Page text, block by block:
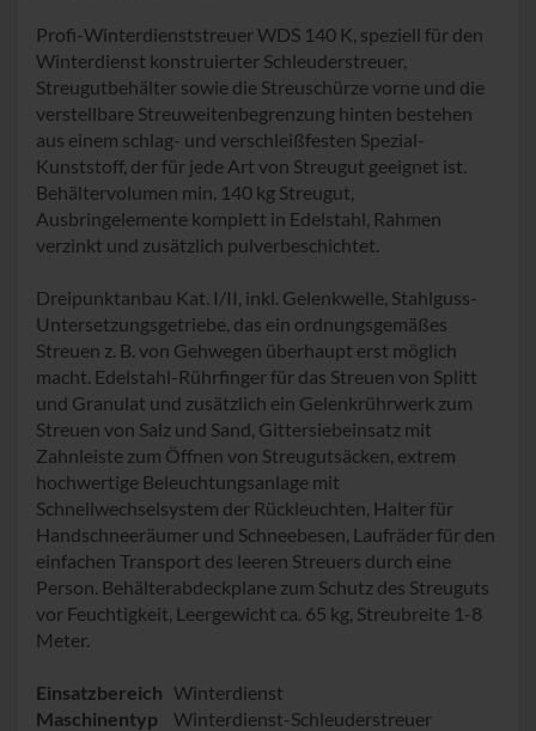
Profi-Winterdienststreuer WDS 140 K, speziell für den
Winterdienst konstruierter Schleuderstreuer,
Streugutbehälter sowie die Streuschürze vorne und die
verstellbare Streuweitenbegrenzung hinten bestehen
aus einem schlag- und verschleißfesten Spezial-
Kunststoff, der für jede Art von Streugut geeignet ist.
Behältervolumen min. 140 kg Streugut,
Ausbringelemente komplett in Edelstahl, Rahmen
verzinkt und zusätzlich pulverbeschichtet.
Dreipunktanbau Kat. I/II, inkl. Gelenkwelle, Stahlguss-
Untersetzungsgetriebe, das ein ordnungsgemäßes
Streuen z. B. von Gehwegen überhaupt erst möglich
macht. Edelstahl-Rührfinger für das Streuen von Splitt
und Granulat und zusätzlich ein Gelenkrührwerk zum
Streuen von Salz und Sand, Gittersiebeinsatz mit
Zahnleiste zum Öffnen von Streugutsäcken, extrem
hochwertige Beleuchtungsanlage mit
Schnellwechselsystem der Rückleuchten, Halter für
Handschneeräumer und Schneebesen, Laufräder für den
einfachen Transport des leeren Streuers durch eine
Person. Behälterabdeckplane zum Schutz des Streuguts
vor Feuchtigkeit, Leergewicht ca. 65 kg, Streubreite 1-8
Meter.
Einsatzbereich Winterdienst
Maschinentyp
Winterdienst-Schleuderstreuer